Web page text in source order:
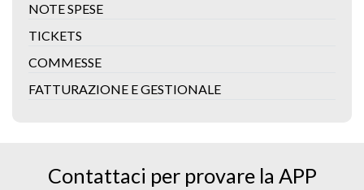
NOTE SPESE
TICKETS
COMMESSE
FATTURAZIONE E GESTIONALE
Contattaci per provare la APP